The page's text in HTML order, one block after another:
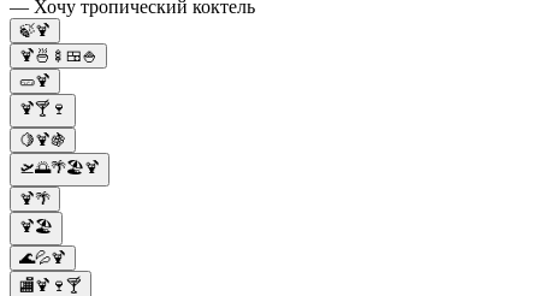
— Хочу тропический коктель
🍃🍹
🍹🍜🍢🍱🍚
🥒🍹
🍹🍸🍷
🍋🍹🍇
🛫🌅🌴🏖️🍹
🍹🌴
🍹🏖️
🌊💦🍹
🏬🍹🍷🍸